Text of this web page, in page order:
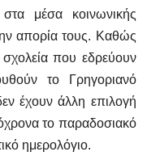
μέσα κοινωνικής
απορία τους. Καθώς
σχολεία που εδρεύουν
το Γρηγοριανό
έχουν άλλη επιλογή
το παραδοσιακό
ημερολόγιο.